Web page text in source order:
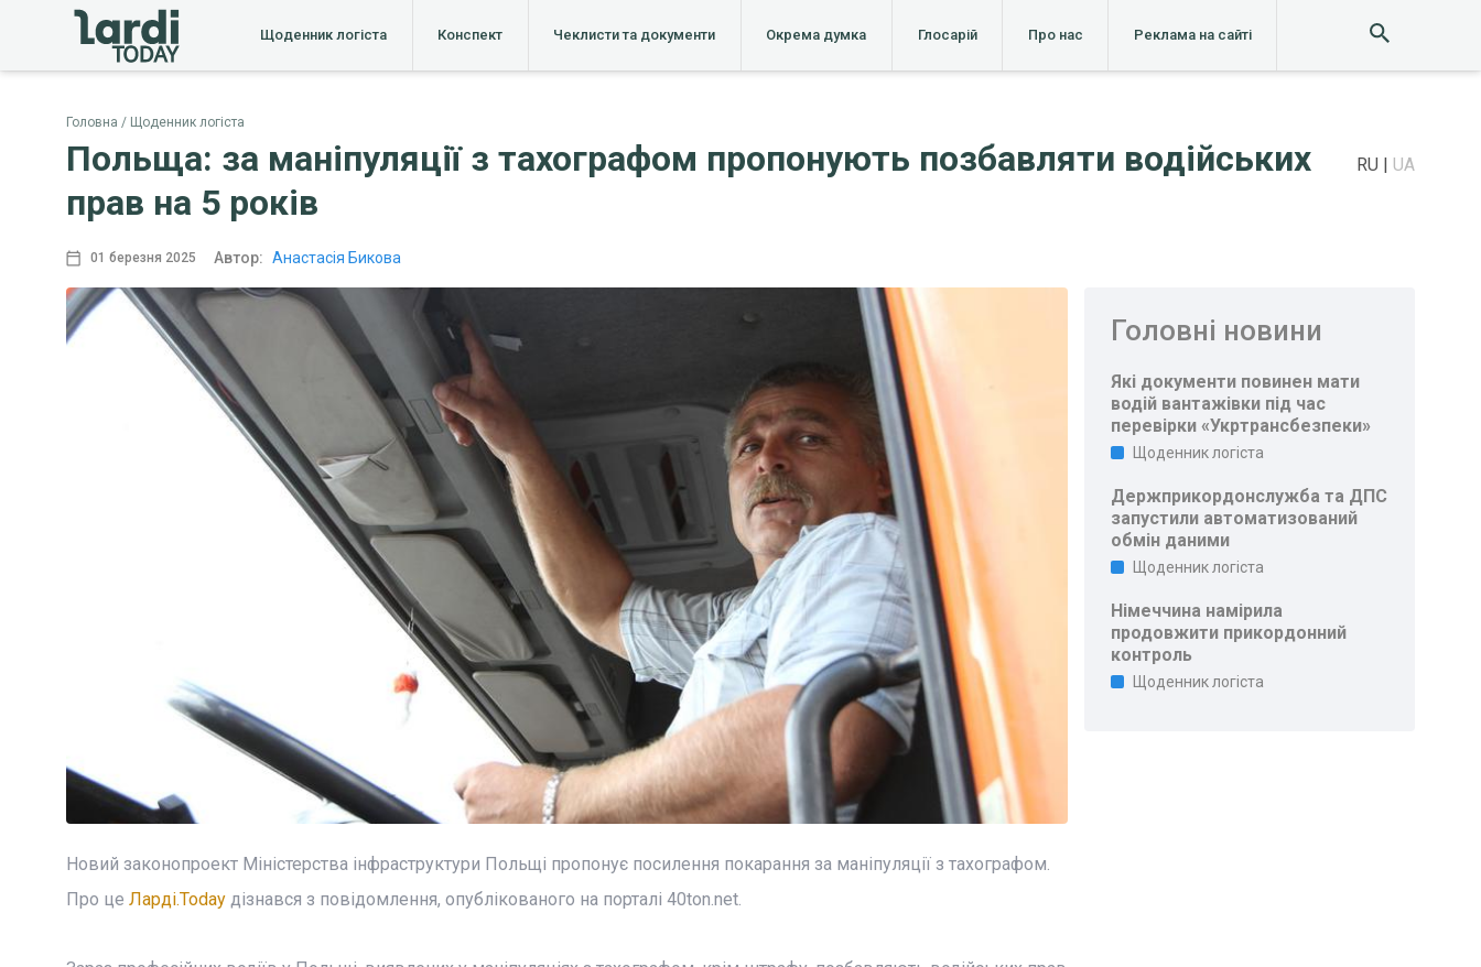
Щоденник логіста Конспект Чеклисти та документи Окрема думка Глосарій Про нас Реклама на сайті
Головна Щоденник логіста
Польща: за маніпуляції з тахографом пропонують позбавляти водійських
прав на 5 років
RU UA
01 березня 2025 Автор: Анастасія Бикова
Новий законопроект Міністерства інфраструктури Польщі пропонує посилення покарання за маніпуляції з тахографом.
Про це Ларді.Todayдізнався з повідомлення, опублікованого на порталі 40ton.net.
Головні новини
Які документи повинен мати
водій вантажівки під час
перевірки «Укртрансбезпеки»
Щоденник логіста
Держприкордонслужба та ДПС
запустили автоматизований
обмін даними
Щоденник логіста
Німеччина намірила
продовжити прикордонний
контроль
Щоденник логіста